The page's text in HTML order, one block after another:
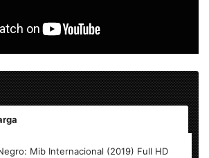
Mib Internacional (2019) Full HD